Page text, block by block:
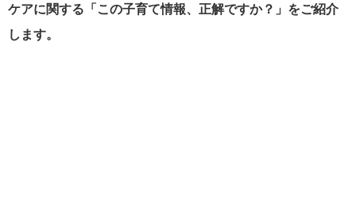
ケアに関する「この子育て情報、正解ですか？」をご紹介
します。